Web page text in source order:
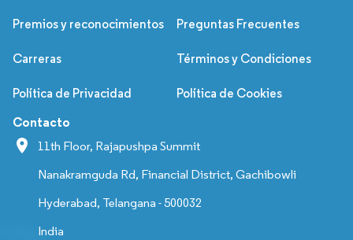
Premios y reconocimientos Preguntas Frecuentes
Carreras Términos y Condiciones
Política de Privacidad Política de Cookies
Contacto
11th Floor, Rajapushpa Summit
Nanakramguda Rd, Financial District, Gachibowli
Hyderabad, Telangana - 500032
India